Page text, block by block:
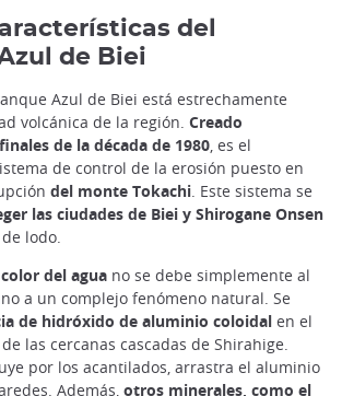
del
de Biei
Azul de Biei está estrechamente
volcánica de la región. Creado
de la década de 1980, es el
de control de la erosión puesto en
del monte Tokachi. Este sistema se
las ciudades de Biei y Shirogane Onsen
lodo.
del agua no se debe simplemente al
a un complejo fenómeno natural. Se
de hidróxido de aluminio coloidal en el
las cercanas cascadas de Shirahige.
por los acantilados, arrastra el aluminio
Además, otros minerales, como el